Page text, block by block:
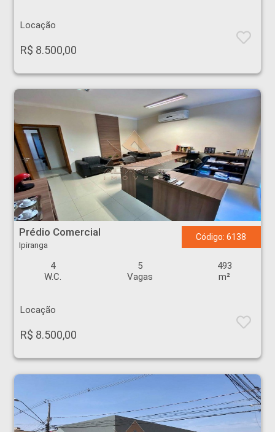
Locação
R$ 8.500,00
Prédio Comercial - Ipiranga - Ribeirão Preto
Prédio Comercial
Ipiranga
Código: 6138
4
W.C.
5
Vagas
493
m²
Locação
R$ 8.500,00